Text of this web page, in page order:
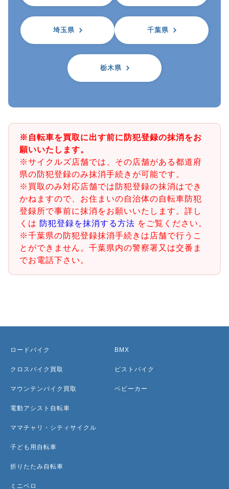
埼玉県 千葉県
栃木県
※自転車を買取に出す前に防犯登録の抹消をお
願いいたします。
※サイクルズ店舗では、その店舗がある都道府
県の防犯登録のみ抹消手続きが可能です。
※買取のみ対応店舗では防犯登録の抹消はでき
かねますので、お住まいの自治体の自転車防犯
登録所で事前に抹消をお願いいたします。詳し
くは 防犯登録を抹消する方法 をご覧ください。
※千葉県の防犯登録抹消手続きは店舗で行うこ
とができません。千葉県内の警察署又は交番ま
でお電話下さい。
ロードバイク
クロスバイク買取
マウンテンバイク買取
電動アシスト自転車
ママチャリ・シティサイクル
子ども用自転車
折りたたみ自転車
ミニベロ
BMX
ピストバイク
ベビーカー